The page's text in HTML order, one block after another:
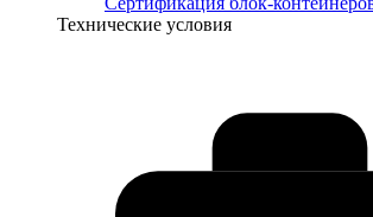
Технические условия